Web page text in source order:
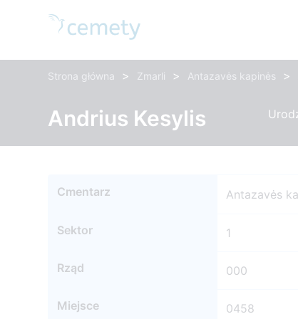
Strona główna > Zmarli > Antazavės kapinės >
Andrius Kesylis
Cmentarz Antazavės
Sektor 1
Rząd 000
Miejsce 0458